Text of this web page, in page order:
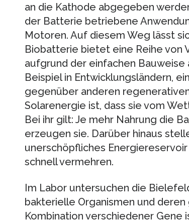
an die Kathode abgegeben
der Batterie betriebene
Motoren. Auf diesem Weg lässt
Biobatterie bietet eine Reihe von
aufgrund der einfachen
Beispiel in Entwicklungsländern,
gegenüber anderen
Solarenergie ist, dass sie vom
Bei ihr gilt: Je mehr Nahrung die
erzeugen sie. Darüber hinaus
unerschöpfliches
schnell vermehren.
Im Labor untersuchen die
bakterielle Organismen und
Kombination verschiedener Gene